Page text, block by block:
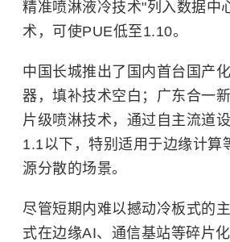
精准喷淋液冷技术"列入数据中
术，可使PUE低至1.10。
中国长城推出了国内首台国产
器，填补技术空白；广东合一
片级喷淋技术，通过自主流道
1.1以下，特别适用于边缘计算
源分散的场景。
尽管短期内难以撼动冷板式的
式在边缘AI、通信基站等碎片